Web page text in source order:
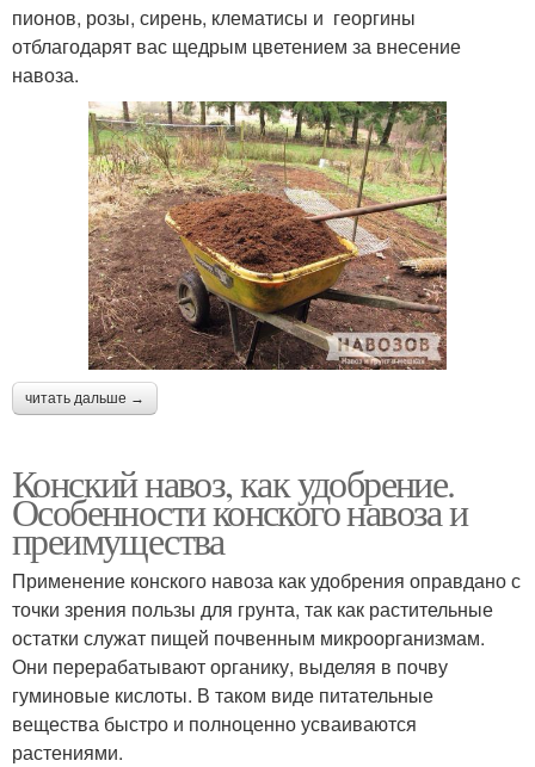
пионов, розы, сирень, клематисы и георгины
отблагодарят вас щедрым цветением за внесение
навоза.
читать дальше →
Конский навоз, как удобрение.
Особенности конского навоза и
преимущества
Применение конского навоза как удобрения оправдано с
точки зрения пользы для грунта, так как растительные
остатки служат пищей почвенным микроорганизмам.
Они перерабатывают органику, выделяя в почву
гуминовые кислоты. В таком виде питательные
вещества быстро и полноценно усваиваются
растениями.